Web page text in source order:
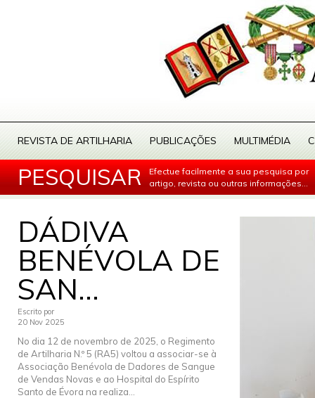
REVISTA DE ARTILHARIA PUBLICAÇÕES MULTIMÉDIA
PESQUISAR
Efectue facilmente a sua pesquisa por
artigo, revista ou outras informações...
DÁDIVA
BENÉVOLA DE
SAN...
Escrito por
20 Nov 2025
No dia 12 de novembro de 2025, o Regimento
de Artilharia N.º 5 (RA5) voltou a associar-se à
Associação Benévola de Dadores de Sangue
de Vendas Novas e ao Hospital do Espírito
Santo de Évora na realiza...